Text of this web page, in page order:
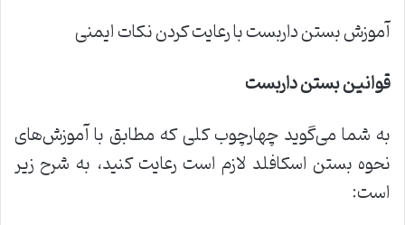
آموزش بستن داربست با رعایت کردن نکات ایمنی
قوانین بستن داربست
به شما می‌گوید چهارچوب کلی که مطابق با آموزش‌های
نحوه بستن اسکافلد لازم است رعایت کنید، به شرح زیر
است: